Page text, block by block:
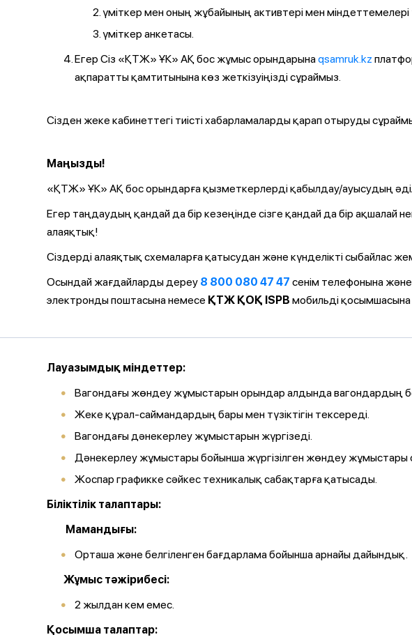
үміткер мен оның жұбайының активтері мен
үміткер анкетасы.
Егер Сіз «ҚТЖ» ҰК» АҚ бос жұмыс орындарынаqsamruk.kz
ақпаратты қамтитынына көз жеткізуіңізді сұраймыз.
Сізден жеке кабинеттегі тиісті хабарламаларды қарап отыруды
Маңызды!
«ҚТЖ» ҰК» АҚ бос орындарға қызметкерлерді қабылдау/ауысудың
Егер таңдаудың қандай да бір кезеңінде сізге қандай да бір
алаяқтық!
Сіздерді алаяқтық схемаларға қатысудан және күнделікті сыбайлас
Осындай жағдайларды дереу 8 800 080 47 47 сенім телефонына
электронды поштасына немесе ҚТЖ ҚОҚ ISPB мобильді
Лауазымдық міндеттер:
Вагондағы жөндеу жұмыстарын орындар алдында вагондардың
Жеке құрал-саймандардың бары мен түзіктігін тексереді.
Вагондағы дәнекерлеу жұмыстарын жүргізеді.
Дәнекерлеу жұмыстары бойынша жүргізілген жөндеу жұмыстары
Жоспар графикке сәйкес техникалық сабақтарға қатысады.
Біліктілік талаптары:
Мамандығы:
Орташа және белгіленген бағдарлама бойынша арнайы дайындық.
Жұмыс тәжірибесі:
2 жылдан кем емес.
Қосымша талаптар: